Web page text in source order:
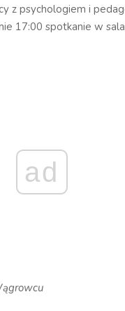
z psychologiem i
17:00 spotkanie w
ad